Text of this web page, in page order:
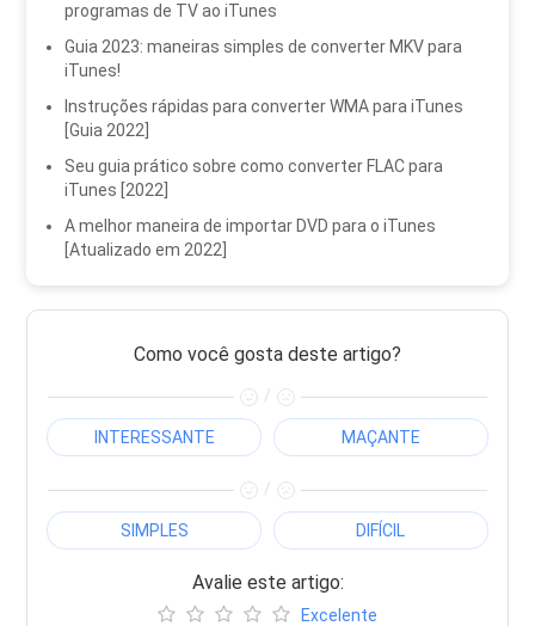
programas de TV ao iTunes
Guia 2023: maneiras simples de converter MKV para
iTunes!
Instruções rápidas para converter WMA para iTunes
[Guia 2022]
Seu guia prático sobre como converter FLAC para
iTunes [2022]
A melhor maneira de importar DVD para o iTunes
[Atualizado em 2022]
Como você gosta deste artigo?
/
INTERESSANTE MAÇANTE
/
SIMPLES DIFÍCIL
Avalie este artigo:
Excelente